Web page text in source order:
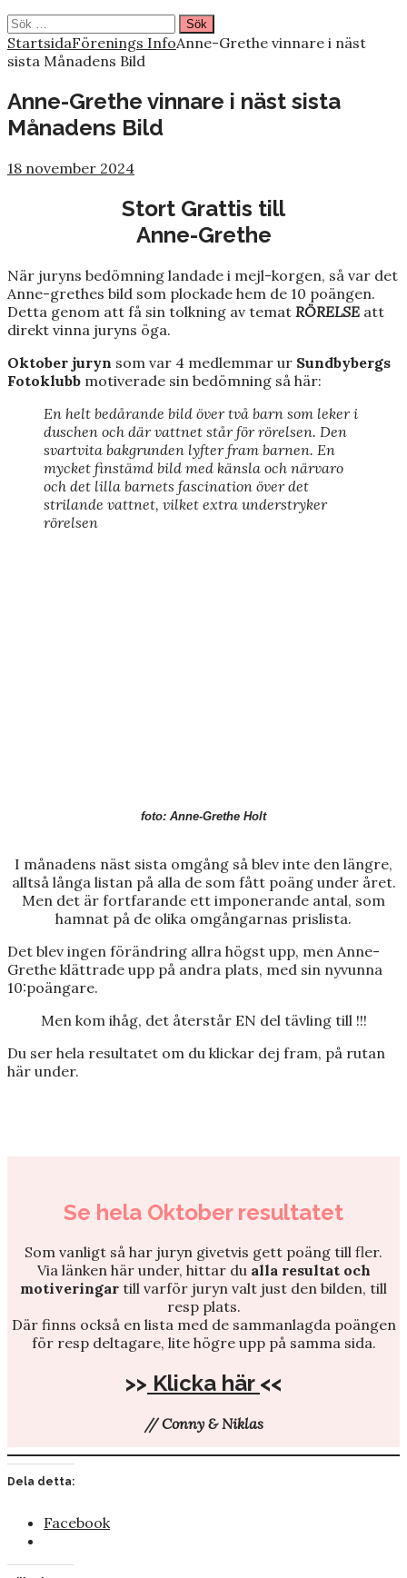
Sök
efter:
StartsidaFörenings InfoAnne-Grethe vinnare i näst
sista Månadens Bild
Anne-Grethe vinnare i näst sista
Månadens Bild
18 november 2024
Stort Grattis till
Anne-Grethe
När juryns bedömning landade i mejl-korgen, så var det
Anne-grethes bild som plockade hem de 10 poängen.
Detta genom att få sin tolkning av temat RÖRELSE att
direkt vinna juryns öga.
Oktober juryn som var 4 medlemmar ur Sundbybergs
Fotoklubb motiverade sin bedömning så här:
En helt bedårande bild över två barn som leker i
duschen och där vattnet står för rörelsen. Den
svartvita bakgrunden lyfter fram barnen. En
mycket finstämd bild med känsla och närvaro
och det lilla barnets fascination över det
strilande vattnet, vilket extra understryker
rörelsen
foto: Anne-Grethe Holt
I månadens näst sista omgång så blev inte den längre,
alltså långa listan på alla de som fått poäng under året.
Men det är fortfarande ett imponerande antal, som
hamnat på de olika omgångarnas prislista.
Det blev ingen förändring allra högst upp, men Anne-
Grethe klättrade upp på andra plats, med sin nyvunna
10:poängare.
Men kom ihåg, det återstår EN del tävling till !!!
Du ser hela resultatet om du klickar dej fram, på rutan
här under.
Se hela Oktober resultatet
Som vanligt så har juryn givetvis gett poäng till fler.
Via länken här under, hittar du alla resultat och
motiveringar till varför juryn valt just den bilden, till
resp plats.
Där finns också en lista med de sammanlagda poängen
för resp deltagare, lite högre upp på samma sida.
>> Klicka här <<
// Conny & Niklas
Dela detta:
Facebook